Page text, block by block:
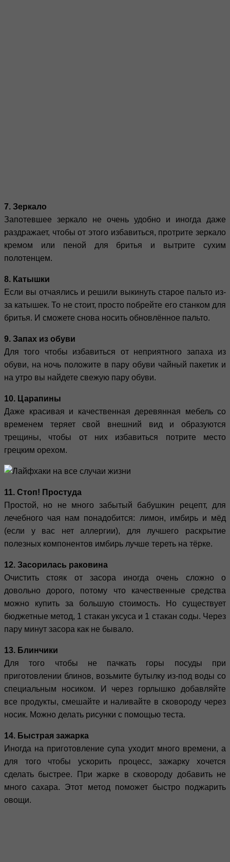
7. Зеркало
Запотевшее зеркало не очень удобно и иногда даже
раздражает, чтобы от этого избавиться, протрите зеркало
кремом или пеной для бритья и вытрите сухим
полотенцем.
8. Катышки
Если вы отчаялись и решили выкинуть старое пальто из-
за катышек. То не стоит, просто побрейте его станком для
бритья. И сможете снова носить обновлённое пальто.
9. Запах из обуви
Для того чтобы избавиться от неприятного запаха из
обуви, на ночь положите в пару обуви чайный пакетик и
на утро вы найдете свежую пару обуви.
10. Царапины
Даже красивая и качественная деревянная мебель со
временем теряет свой внешний вид и образуются
трещины, чтобы от них избавиться потрите место
грецким орехом.
11. Стоп! Простуда
Простой, но не много забытый бабушкин рецепт, для
лечебного чая нам понадобится: лимон, имбирь и мёд
(если у вас нет аллергии), для лучшего раскрытие
полезных компонентов имбирь лучше тереть на тёрке.
12. Засорилась раковина
Очистить стояк от засора иногда очень сложно о
довольно дорого, потому что качественные средства
можно купить за большую стоимость. Но существует
бюджетные метод, 1 стакан уксуса и 1 стакан соды. Через
пару минут засора как не бывало.
13. Блинчики
Для того чтобы не пачкать горы посуды при
приготовлении блинов, возьмите бутылку из-под воды со
специальным носиком. И через горлышко добавляйте
все продукты, смешайте и наливайте в сковороду через
носик. Можно делать рисунки с помощью теста.
14. Быстрая зажарка
Иногда на приготовление супа уходит много времени, а
для того чтобы ускорить процесс, зажарку хочется
сделать быстрее. При жарке в сковороду добавить не
много сахара. Этот метод поможет быстро поджарить
овощи.